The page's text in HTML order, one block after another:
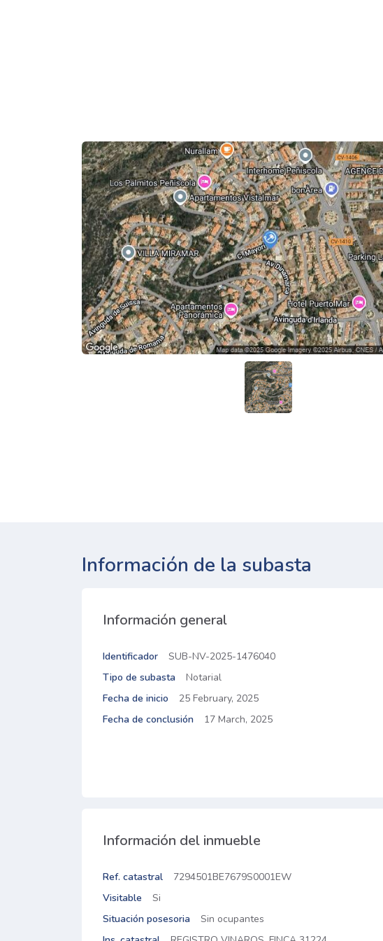
Información de la subasta
Información general
Identificador
SUB-NV-2025-1476040
Tipo de subasta
Notarial
Fecha de inicio
25 February, 2025
Fecha de conclusión
17 March, 2025
Información del inmueble
Ref. catastral
7294501BE7679S0001EW
Visitable
Si
Situación posesoria
Sin ocupantes